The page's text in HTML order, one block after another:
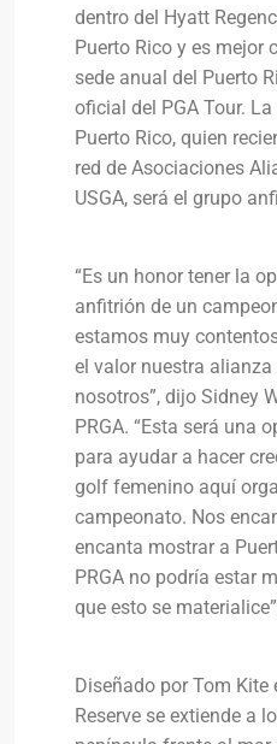
dentro del Hyatt
Puerto Rico y es mejor
sede anual del Puerto
oficial del PGA Tour.
Puerto Rico, quien
red de Asociaciones
USGA, será el grupo
“Es un honor tener la
anfitrión de un
estamos muy
el valor nuestra
nosotros”, dijo Sidney
PRGA. “Esta será una
para ayudar a hacer
golf femenino aquí
campeonato. Nos
encanta mostrar a
PRGA no podría estar
que esto se
Diseñado por Tom Kite
Reserve se extiende a